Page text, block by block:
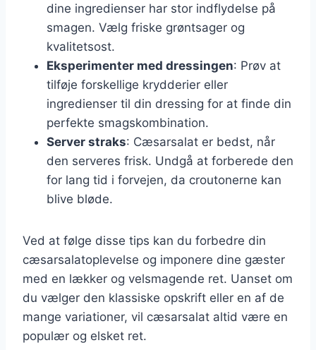
dine ingredienser har stor indflydelse på
smagen. Vælg friske grøntsager og
kvalitetsost.
Eksperimenter med dressingen: Prøv at
tilføje forskellige krydderier eller
ingredienser til din dressing for at finde din
perfekte smagskombination.
Server straks: Cæsarsalat er bedst, når
den serveres frisk. Undgå at forberede den
for lang tid i forvejen, da croutonerne kan
blive bløde.
Ved at følge disse tips kan du forbedre din
cæsarsalatoplevelse og imponere dine gæster
med en lækker og velsmagende ret. Uanset om
du vælger den klassiske opskrift eller en af de
mange variationer, vil cæsarsalat altid være en
populær og elsket ret.